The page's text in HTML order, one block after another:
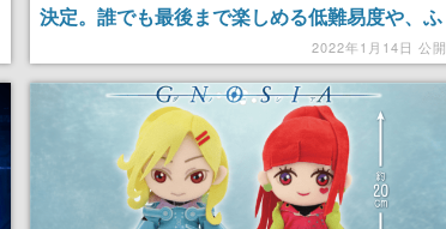
決定。誰でも最後まで楽しめる低難易度や、ふ
たり協力プレイが可能なモードも2022年1月14日 公開